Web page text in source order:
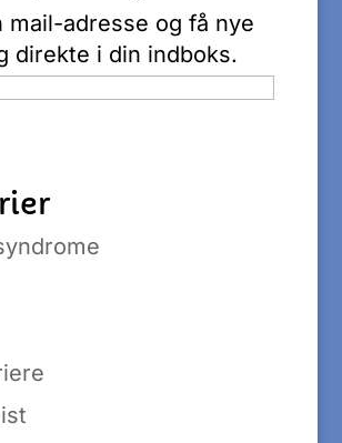
mail-adresse og få nye
direkte i din indboks.